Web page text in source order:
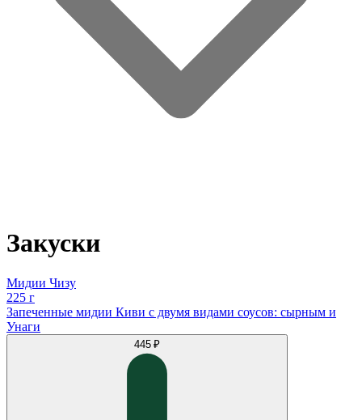
Закуски
Мидии Чизу
225 г
Запеченные мидии Киви с двумя видами соусов: сырным и
Унаги
445 ₽